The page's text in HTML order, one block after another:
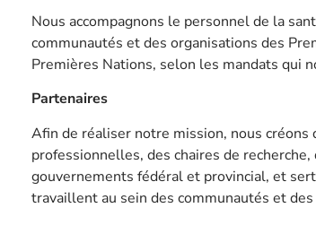
Nous accompagnons le personnel de la
communautés et des organisations des
Premières Nations, selon les mandats qui
Partenaires
Afin de réaliser notre mission, nous créons
professionnelles, des chaires de
gouvernements fédéral et provincial, et
travaillent au sein des communautés et